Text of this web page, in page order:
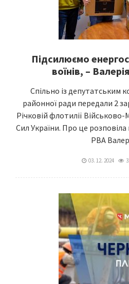
Підсилюємо
воїнів, –
Спільно із депутатським
районної ради передали 2
Річковій флотилії
Сил України. Про це
РВА
03. 12. 2024